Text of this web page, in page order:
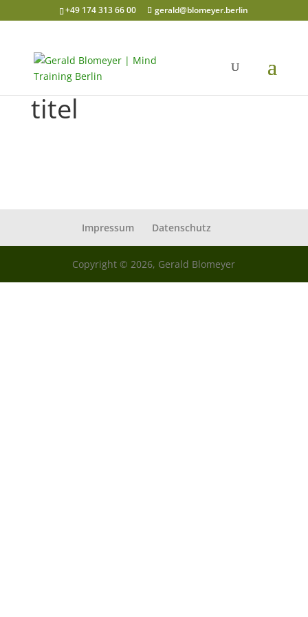
+49 174 313 66 00 gerald@blomeyer.berlin
titel
Impressum Datenschutz
Copyright © 2026, Gerald Blomeyer